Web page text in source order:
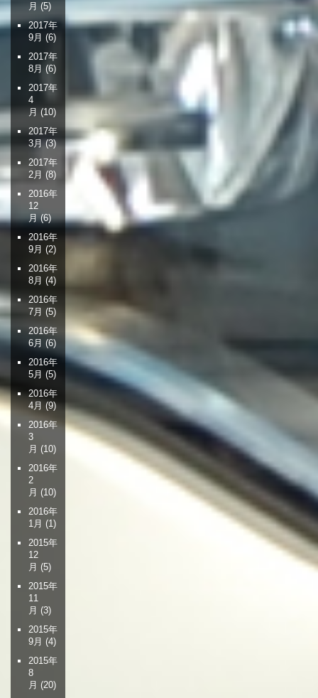
月 (5)
2017年
9月 (6)
2017年
8月 (6)
2017年
4
月 (10)
2017年
3月(3)
2017年
2月 (8)
2016年
12
月(6)
2016年
9月 (2)
2016年
8月 (4)
2016年
7月 (5)
2016年
6月 (6)
2016年
5月 (5)
2016年
4月 (9)
2016年
3
月 (10)
2016年
2
月 (10)
2016年
1月 (1)
2015年
12
月 (5)
2015年
11
月 (3)
2015年
9月 (4)
2015年
8
月 (20)